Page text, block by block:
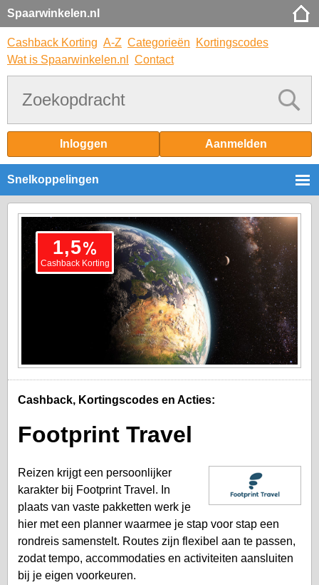
Spaarwinkelen.nl
Cashback Korting A-Z Categorieën
Kortingscodes
Wat is Spaarwinkelen.nl
Contact
Inloggen Aanmelden
Snelkoppelingen
1,5%
Cashback Korting
Cashback, Kortingscodes en Acties:
Footprint Travel
Reizen krijgt een persoonlijker
karakter bij Footprint Travel. In
plaats van vaste pakketten werk je
hier met een planner waarmee je stap voor stap een
rondreis samenstelt. Routes zijn flexibel aan te passen,
zodat tempo, accommodaties en activiteiten aansluiten
bij je eigen voorkeuren.